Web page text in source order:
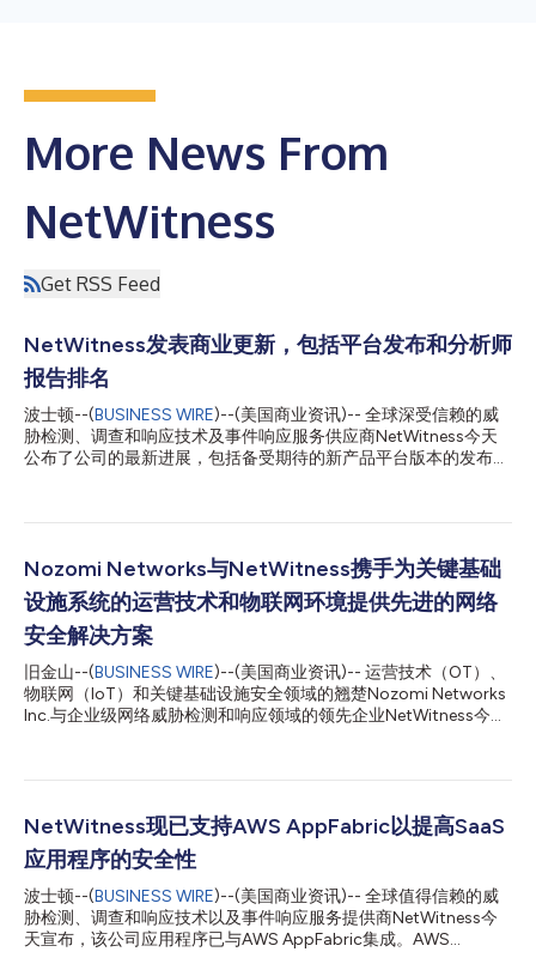
More News From
NetWitness
Get RSS Feed
NetWitness发表商业更新，包括平台发布和分析师
报告排名
波士顿--(BUSINESS WIRE)--(美国商业资讯)-- 全球深受信赖的威
胁检测、调查和响应技术及事件响应服务供应商NetWitness今天
公布了公司的最新进展，包括备受期待的新产品平台版本的发布，
可用性和运营效率等关键创新，NetWitness也因其强大的平台功
网络检测与响应（NDR）报告中获得高度评价。 NetWitness首席
执行官Ken Naumann表示：“能获得业界领先分析师的如此赞誉让
我们倍感兴奋。这一认可以及平台12.5版的发布都证明了我们的全
球团队致力于提供顶级安全解决方案，帮助客户保护其最重要的数
据和基础设施的决心。” 行业分析报告 根据IDC、Gartner和
KuppingerCole的报告，NetWitness在多个关键行业类别中表现出
色。IDC指出NetWitness在面向大型企业和复杂环境的SIEM和NDR
方面占优，而KuppingerCole则认可了NetWitness在...
Nozomi Networks与NetWitness携手为关键基础
设施系统的运营技术和物联网环境提供先进的网络
安全解决方案
旧金山--(BUSINESS WIRE)--(美国商业资讯)-- 运营技术（OT）、
物联网（IoT）和关键基础设施安全领域的翘楚Nozomi Networks
Inc.与企业级网络威胁检测和响应领域的领先企业NetWitness今天
（SOC）的效率，NetWitness通过该中心保护企业免于遭受复杂
示：“NetWitness的一个关键差异化优势在于其对企业数据的彻底
可视性，无论是日志、网络或端点等各种类型，还是在内部、云端
或是混合存储位置。将关键的OT和IoT数据整合到威胁检测、调查
和响应功能中，可以提高SOC的效率，保护日益重要的攻击途
径。” Nozomi Networks是公认的OT和IoT安全领域的市场领导
者，因其卓越的运营可视性、先进的OT和IoT威胁检测以及跨部署
优势而备受推崇。Nozomi Networks解决方案为能源、制造、采
NetWitness现已支持AWS AppFabric以提高SaaS
应用程序的安全性
波士顿--(BUSINESS WIRE)--(美国商业资讯)-- 全球值得信赖的威
胁检测、调查和响应技术以及事件响应服务提供商NetWitness今
天宣布，该公司应用程序已与AWS AppFabric集成。AWS